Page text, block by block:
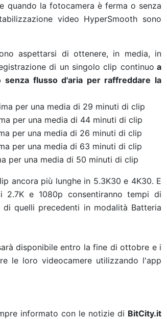
quando la fotocamera è ferma o senza
video HyperSmooth sono
aspettarsi di ottenere, in media, in
di un singolo clip continuo a
flusso d'aria per raffreddare la
per una media di 29 minuti di clip
per una media di 44 minuti di clip
per una media di 26 minuti di clip
per una media di 63 minuti di clip
per una media di 50 minuti di clip
ancora più lunghe in 5.3K30 e 4K30. E
e 1080p consentiranno tempi di
quelli precedenti in modalità Batteria
disponibile entro la fine di ottobre e i
le loro videocamere utilizzando l'app
informato con le notizie di BitCity.it